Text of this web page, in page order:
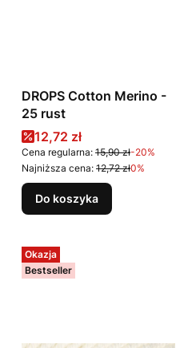
DROPS Cotton Merino -
25 rust
Cena promocyjna
12,72 zł
Cena regularna: 15,90 zł-20%
Najniższa cena: 12,72 zł0%
Do koszyka
Okazja
Bestseller